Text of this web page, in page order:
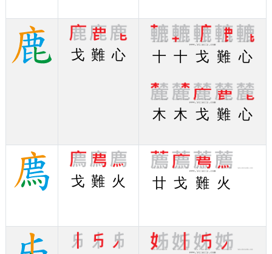
戈 難 心 十 十 戈 難 心
木 木 戈 難 心
戈 難 火 廿 戈 難 火